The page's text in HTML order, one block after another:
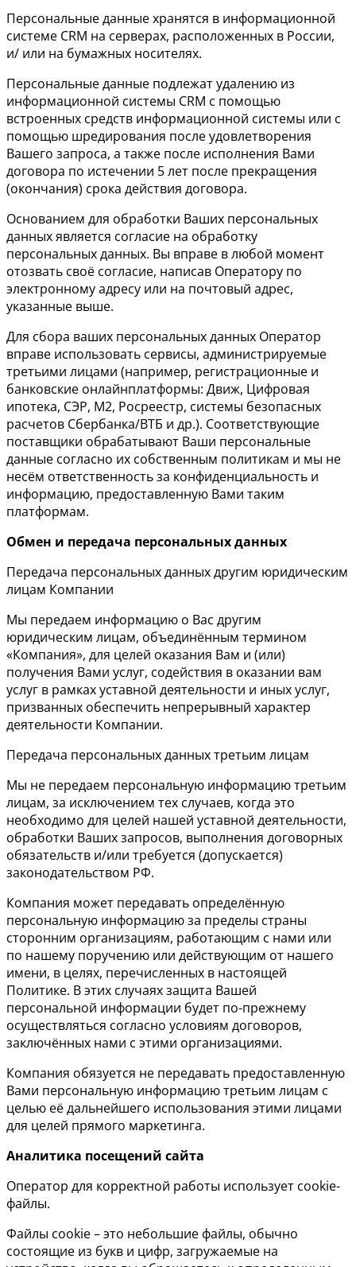
Персональные данные хранятся в информационной
системе CRM на серверах, расположенных в России,
и/ или на бумажных носителях.
Персональные данные подлежат удалению из
информационной системы CRM с помощью
встроенных средств информационной системы или с
помощью шредирования после удовлетворения
Вашего запроса, а также после исполнения Вами
договора по истечении 5 лет после прекращения
(окончания) срока действия договора.
Основанием для обработки Ваших персональных
данных является согласие на обработку
персональных данных. Вы вправе в любой момент
отозвать своё согласие, написав Оператору по
электронному адресу или на почтовый адрес,
указанные выше.
Для сбора ваших персональных данных Оператор
вправе использовать сервисы, администрируемые
третьими лицами (например, регистрационные и
банковские онлайнплатформы: Движ, Цифровая
ипотека, СЭР, М2, Росреестр, системы безопасных
расчетов Сбербанка/ВТБ и др.). Соответствующие
поставщики обрабатывают Ваши персональные
данные согласно их собственным политикам и мы не
несём ответственность за конфиденциальность и
информацию, предоставленную Вами таким
платформам.
Обмен и передача персональных данных
Передача персональных данных другим юридическим
лицам Компании
Мы передаем информацию о Вас другим
юридическим лицам, объединённым термином
«Компания», для целей оказания Вам и (или)
получения Вами услуг, содействия в оказании вам
услуг в рамках уставной деятельности и иных услуг,
призванных обеспечить непрерывный характер
деятельности Компании.
Передача персональных данных третьим лицам
Мы не передаем персональную информацию третьим
лицам, за исключением тех случаев, когда это
необходимо для целей нашей уставной деятельности,
обработки Ваших запросов, выполнения договорных
обязательств и/или требуется (допускается)
законодательством РФ.
Компания может передавать определённую
персональную информацию за пределы страны
сторонним организациям, работающим с нами или
по нашему поручению или действующим от нашего
имени, в целях, перечисленных в настоящей
Политике. В этих случаях защита Вашей
персональной информации будет по-прежнему
осуществляться согласно условиям договоров,
заключённых нами с этими организациями.
Компания обязуется не передавать предоставленную
Вами персональную информацию третьим лицам с
целью её дальнейшего использования этими лицами
для целей прямого маркетинга.
Аналитика посещений сайта
Оператор для корректной работы использует cookie-
файлы.
Файлы cookie – это небольшие файлы, обычно
состоящие из букв и цифр, загружаемые на